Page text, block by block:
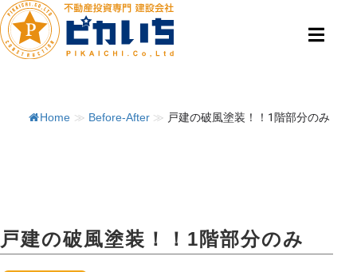
Home ≫ Before-After ≫ 戸建の破風塗装！！1階部分のみ
戸建の破風塗装！！1階部分のみ